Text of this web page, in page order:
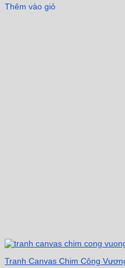
Thêm vào giỏ
Tranh Canvas Chim Công